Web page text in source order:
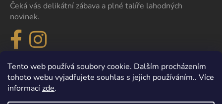
Tento web používá soubory cookie. Dalším procházením
tohoto webu vyjadřujete souhlas s jejich používáním.. Více
informacízde.
Čeká vás delikátní zábava a plné talíře lahodných
novinek.